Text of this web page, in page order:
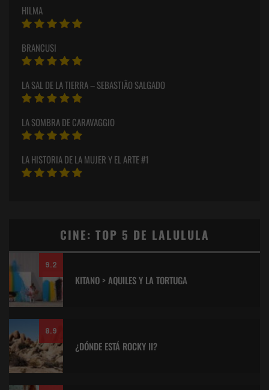
HILMA
BRANCUSI
LA SAL DE LA TIERRA – SEBASTIÃO SALGADO
LA SOMBRA DE CARAVAGGIO
LA HISTORIA DE LA MUJER Y EL ARTE #1
CINE: TOP 5 DE LALULULA
9.2
KITANO > AQUILES Y LA TORTUGA
8.9
¿DÓNDE ESTÁ ROCKY II?